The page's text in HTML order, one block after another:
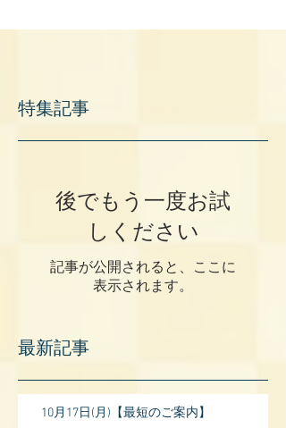
特集記事
後でもう一度お試
しください
記事が公開されると、ここに
表示されます。
最新記事
10月17日(月)【最短のご案内】